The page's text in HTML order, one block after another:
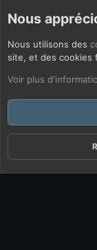
Nous
Nous utilisons des
site, et des cookies
Voir plus